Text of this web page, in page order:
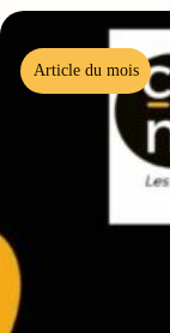
Article du mois